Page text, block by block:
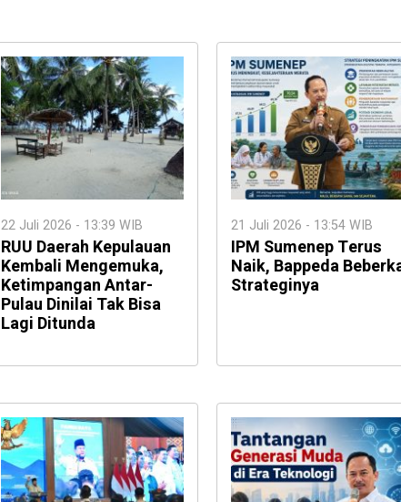
22 Juli 2026 - 13:39 WIB
RUU Daerah Kepulauan
Kembali Mengemuka,
Ketimpangan Antar-
Pulau Dinilai Tak Bisa
Lagi Ditunda
21 Juli 2026 - 13:54 WIB
IPM Sumenep Terus
Naik, Bappeda
Strateginya